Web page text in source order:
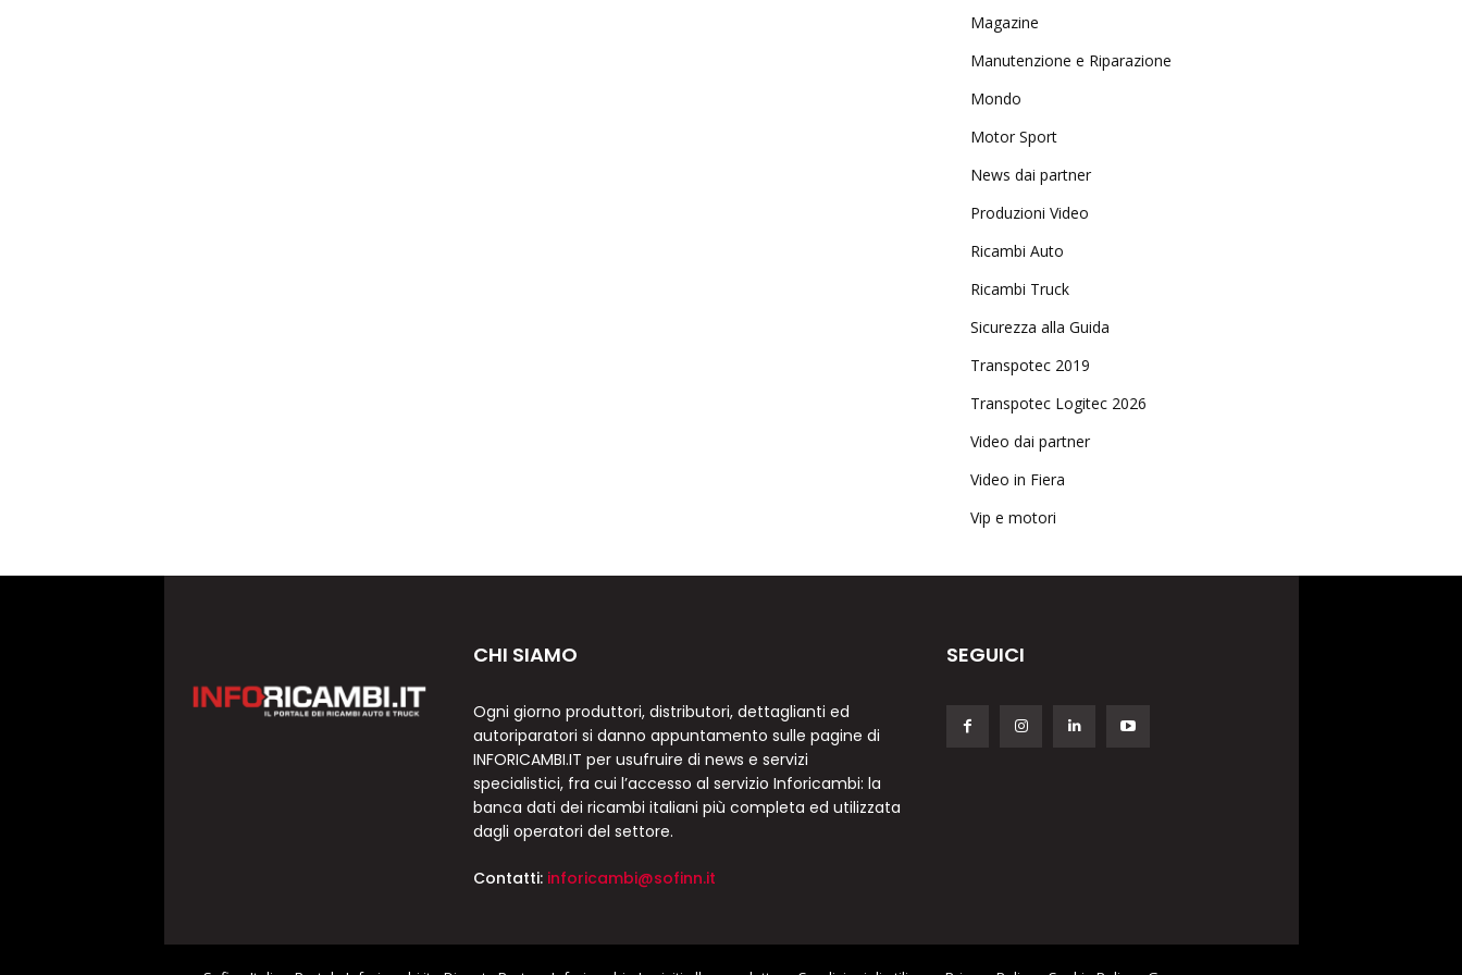
Magazine
Manutenzione e Riparazione
Mondo
Motor Sport
News dai partner
Produzioni Video
Ricambi Auto
Ricambi Truck
Sicurezza alla Guida
Transpotec 2019
Transpotec Logitec 2026
Video dai partner
Video in Fiera
Vip e motori
CHI SIAMO
Ogni giorno produttori, distributori, dettaglianti ed
autoriparatori si danno appuntamento sulle pagine di
INFORICAMBI.IT per usufruire di news e servizi
specialistici, fra cui l’accesso al servizio Inforicambi: la
banca dati dei ricambi italiani più completa ed utilizzata
dagli operatori del settore.
Contatti: inforicambi@sofinn.it
SEGUICI